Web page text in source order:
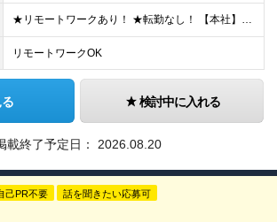
★リモートワークあり！ ★転勤なし！ 【本社】東京都港区西新橋２丁目４−３ プロス西新橋ビル６階 【プロジェクト先】東京都・神奈川県・千葉県・埼玉など多数！ ※希望を考慮の上、配属プロジェクトを決
リモートワークOK
検討中に入れる
載終了予定日： 2026.08.20
己PR不要 話を聞きたい応募可